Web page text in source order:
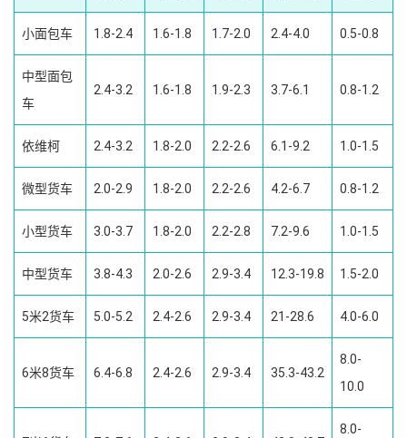
小面包车 1.8-2.4 1.6-1.8 1.7-2.0 2.4-4.0 0.5-0.8
中型面包
车
2.4-3.2 1.6-1.8 1.9-2.3 3.7-6.1 0.8-1.2
依维柯 2.4-3.2 1.8-2.0 2.2-2.6 6.1-9.2 1.0-1.5
微型货车 2.0-2.9 1.8-2.0 2.2-2.6 4.2-6.7 0.8-1.2
小型货车 3.0-3.7 1.8-2.0 2.2-2.8 7.2-9.6 1.0-1.5
中型货车 3.8-4.3 2.0-2.6 2.9-3.4 12.3-19.8 1.5-2.0
5米2货车 5.0-5.2 2.4-2.6 2.9-3.4 21-28.6 4.0-6.0
6米8货车 6.4-6.8 2.4-2.6 2.9-3.4 35.3-43.2
8.0-
10.0
8.0-